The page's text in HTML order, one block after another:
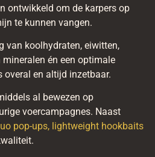
ontwikkeld om de karpers op
te kunnen vangen.
van koolhydraten, eiwitten,
én een optimale
overal en altijd inzetbaar.
al bewezen op
voercampagnes. Naast
pop-ups, lightweight hookbaits